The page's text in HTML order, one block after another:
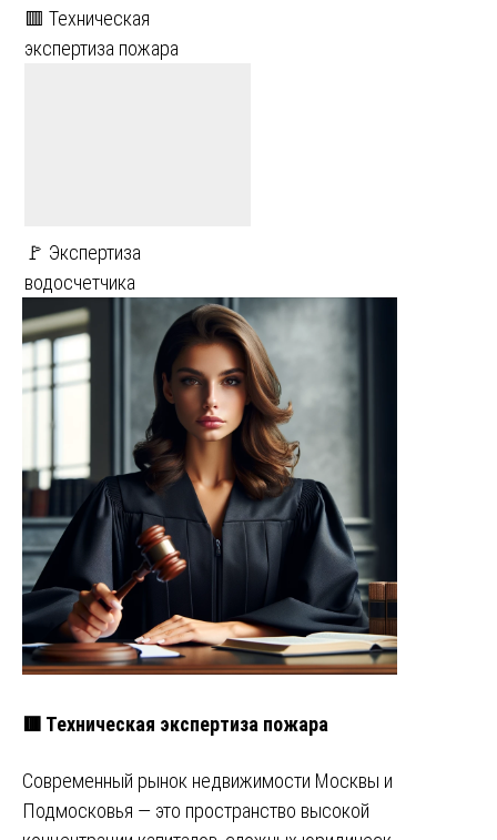
🟥 Техническая
экспертиза пожара
🚩 Экспертиза
водосчетчика
🟥 Техническая экспертиза пожара
Современный рынок недвижимости Москвы и
Подмосковья — это пространство высокой